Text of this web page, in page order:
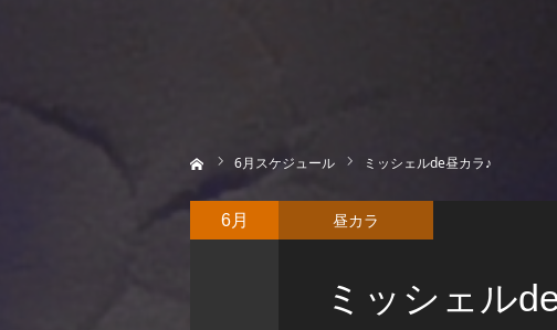
6月スケジュール ミッシェルde昼カラ♪
ミッシェル
6月 昼カラ